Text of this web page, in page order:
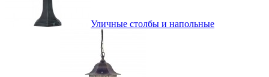
Уличные столбы и напольные